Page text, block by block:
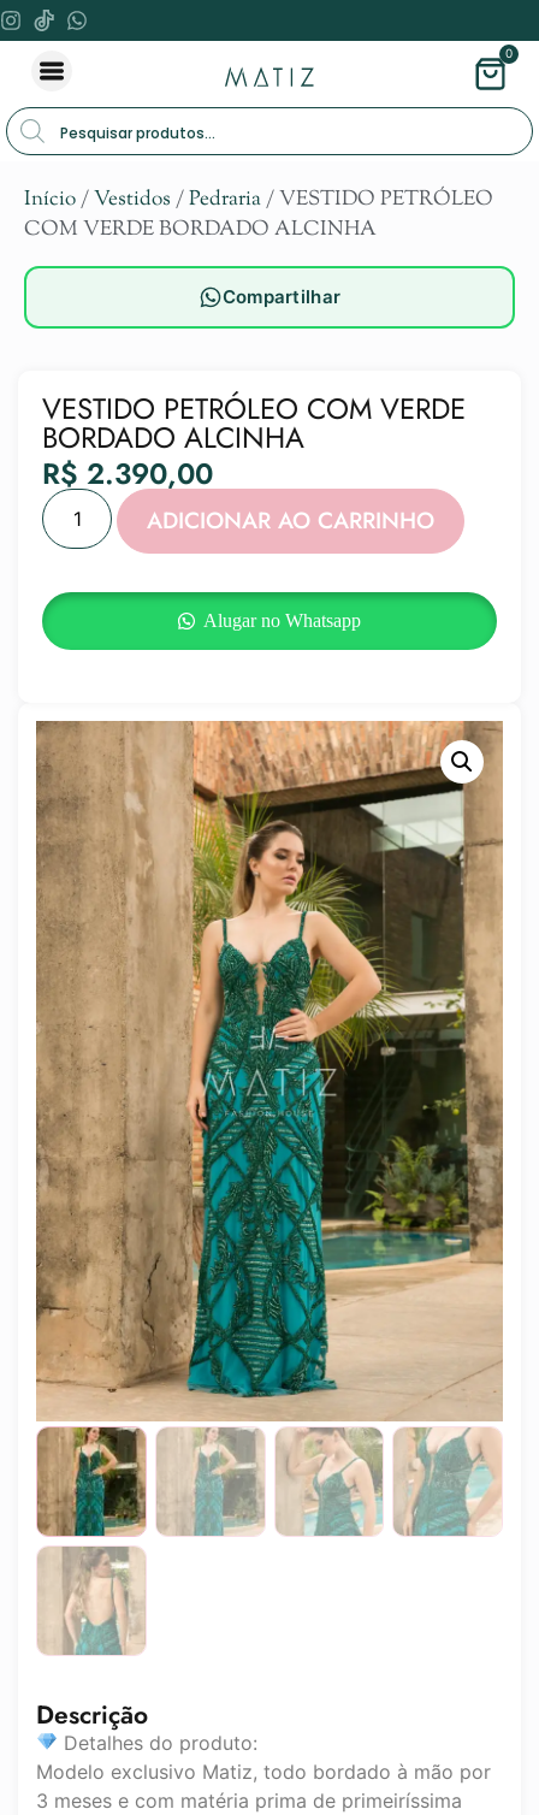
0
Início/Vestidos /Pedraria/ VESTIDO PETRÓLEO
COM VERDE BORDADO ALCINHA
Compartilhar
Descrição
Detalhes do produto:
Modelo exclusivo Matiz, todo bordado à mão por
3 meses e com matéria prima de primeiríssima
VESTIDO PETRÓLEO COM VERDE
BORDADO ALCINHA
R$ 2.390,00
ADICIONAR AO CARRINHO
Alugar no Whatsapp